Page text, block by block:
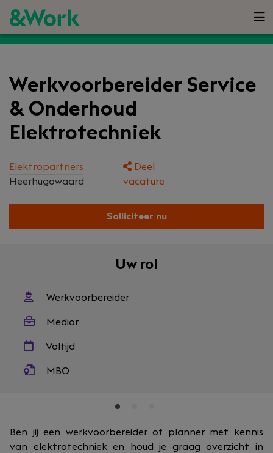
Werkvoorbereider Service
& Onderhoud
Elektrotechniek
Elektropartners
Heerhugowaard
Deel
vacature
Solliciteer nu
Uw rol
Werkvoorbereider
Medior
Voltijd
MBO
Ben jij een werkvoorbereider of planner met kennis
van elektrotechniek en houd je graag overzicht in